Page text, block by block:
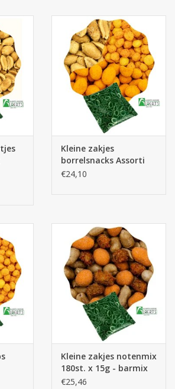
Kleine zakjes
borrelsnacks Assorti
180st.
€24,10
Kleine zakjes notenmix
180st. x 15g - barmix
€25,46